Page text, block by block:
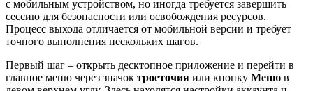
с мобильным устройством, но иногда требуется завершить
сессию для безопасности или освобождения ресурсов.
Процесс выхода отличается от мобильной версии и требует
точного выполнения нескольких шагов.
Первый шаг – открыть десктопное приложение и перейти в
главное меню через значок троеточия или кнопку Меню в